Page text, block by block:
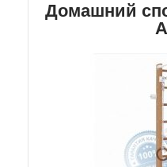
Домашний